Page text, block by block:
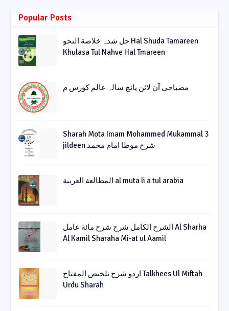
Popular Posts
حل شدہ خلاصة النحو Hal Shuda Tamareen
Khulasa Tul Nahve Hal Tmareen
مصباحی آن لائن پانچ سالہ عالم کورس م
Sharah Mota Imam Mohammed Mukammal 3
jildeen شرح موطا امام محمد
المطالعة العربية al muta li a tul arabia
الشرح الکامل شرح شرح مائة عامل Al Sharha
Al Kamil Sharaha Mi-at ul Aamil
اردو شرح تلخیص المفتاح Talkhees Ul Miftah
Urdu Sharah